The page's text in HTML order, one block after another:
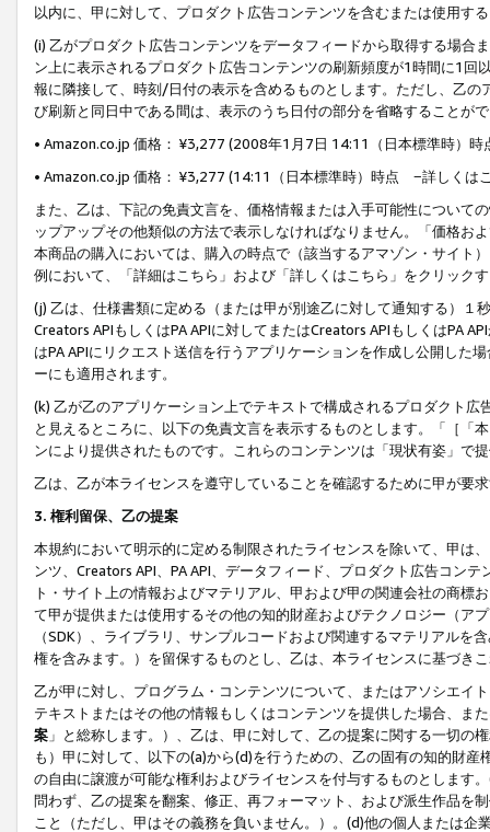
以内に、甲に対して、プロダクト広告コンテンツを含むまたは使用す
(i) 乙がプロダクト広告コンテンツをデータフィードから取得する場合
ン上に表示されるプロダクト広告コンテンツの刷新頻度が1時間に1
報に隣接して、時刻/日付の表示を含めるものとします。ただし、乙
び刷新と同日中である間は、表示のうち日付の部分を省略することが
• Amazon.co.jp 価格： ¥3,277 (2008年1月7日 14:11（日本標準時）
• Amazon.co.jp 価格： ¥3,277 (14:11（日本標準時）時点 −詳しくは
また、乙は、下記の免責文言を、価格情報または入手可能性について
ップアップその他類似の方法で表示しなければなりません。「価格
本商品の購入においては、購入の時点で（該当するアマゾン・サイト
例において、「詳細はこちら」および「詳しくはこちら」をクリック
(j) 乙は、仕様書類に定める（または甲が別途乙に対して通知する）
Creators APIもしくはPA APIに対してまたはCreators APIもしくはPA
はPA APIにリクエスト送信を行うアプリケーションを作成し公開した
ーにも適用されます。
(k) 乙が乙のアプリケーション上でテキストで構成されるプロダクト
と見えるところに、以下の免責文言を表示するものとします。「［「
ンにより提供されたものです。これらのコンテンツは「現状有姿」で
乙は、乙が本ライセンスを遵守していることを確認するために甲が要
3. 権利留保、乙の提案
本規約において明示的に定める制限されたライセンスを除いて、甲は
ンツ、Creators API、PA API、データフィード、プロダクト広告コン
ト・サイト上の情報およびマテリアル、甲および甲の関連会社の商
て甲が提供または使用するその他の知的財産およびテクノロジー（ア
（SDK）、ライブラリ、サンプルコードおよび関連するマテリアル
権を含みます。）を留保するものとし、乙は、本ライセンスに基づき
乙が甲に対し、プログラム・コンテンツについて、またはアソシエイ
テキストまたはその他の情報もしくはコンテンツを提供した場合、ま
案 」と総称します。）、乙は、甲に対して、乙の提案に関する一切
も）甲に対して、以下の(a)から(d)を行うための、乙の固有の知的財
の自由に譲渡が可能な権利およびライセンスを付与するものとします
問わず、乙の提案を翻案、修正、再フォーマット、および派生作品を
こと（ただし、甲はその義務を負いません。）。(d)他の個人または